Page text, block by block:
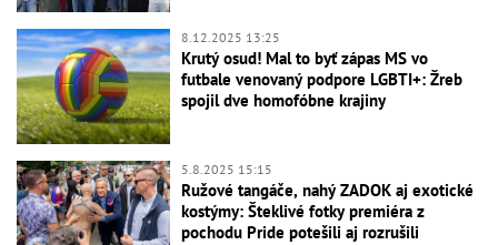
8.12.2025 13:25
Krutý osud! Mal to byť zápas MS vo
futbale venovaný podpore LGBTI+: Žreb
spojil dve homofóbne krajiny
5.8.2025 15:15
Ružové tangáče, nahý ZADOK aj exotické
kostýmy: Šteklivé fotky premiéra z
pochodu Pride potešili aj rozrušili